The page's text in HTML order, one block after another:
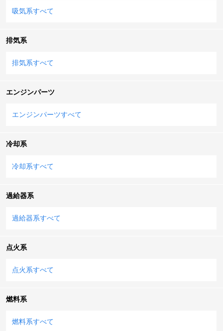
吸気系すべて
排気系
排気系すべて
エンジンパーツ
エンジンパーツすべて
冷却系
冷却系すべて
過給器系
過給器系すべて
点火系
点火系すべて
燃料系
燃料系すべて